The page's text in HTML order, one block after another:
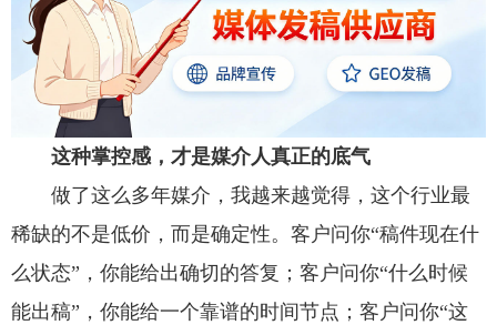
这种掌控感，才是媒介人真正的底气
做了这么多年媒介，我越来越觉得，这个行业最
稀缺的不是低价，而是确定性。客户问你“稿件现在什
么状态”，你能给出确切的答复；客户问你“什么时候
能出稿”，你能给一个靠谱的时间节点；客户问你“这